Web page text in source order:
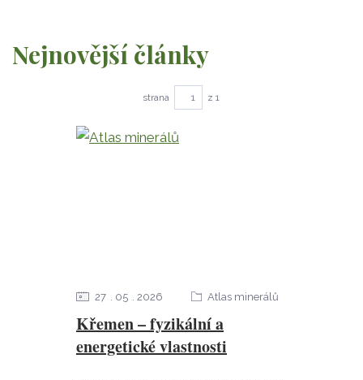
Nejnovější články
strana z 1
Křemen – fyzikální a
energetické vlastnosti
27 05 2026 Atlas minerálů